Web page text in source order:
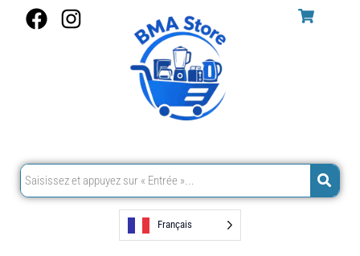
F
k
I
a
m
Français